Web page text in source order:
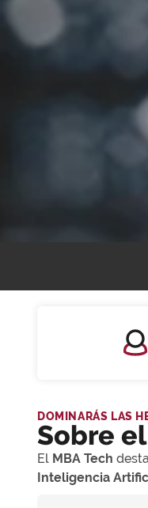
DOMINARÁS LAS
Sobre el
El MBA Tech
Inteligencia